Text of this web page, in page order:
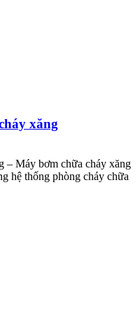
xăng
– Máy bơm chữa cháy xăng
hệ thống phòng cháy chữa